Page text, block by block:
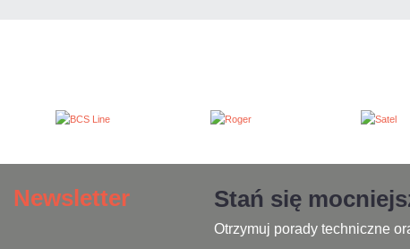
Newsletter Stań się
Otrzymuj porady techniczne